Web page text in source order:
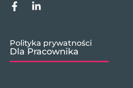
Polityka prywatności
Dla Pracownika